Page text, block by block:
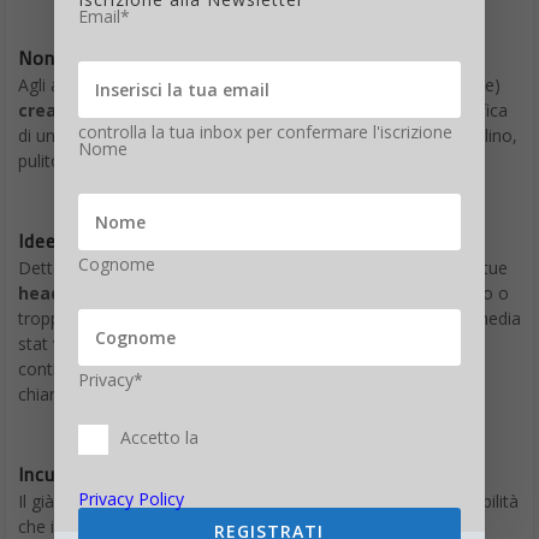
Non essere troppo creativo con i titoli per blog
Agli antipodi del titolo didascalico c’è il titolo (eccessivamente)
creativo
. I lettori non vogliono perdere tempo nella decodifica
di un messaggio; vogliono che il messaggio arrivi loro cristallino,
pulito, diretto.
Idee per titoli del blog
Detto ciò, è importante che tu, nella fase di ideazione delle tue
headline
, ti ricordi di non essere troppo didascalico e freddo o
troppo creativo ed estroso. Come direbbero gli antichi, “in media
stat virtus”. Per capire come trovare questa via di mezzo,
continua a leggere perché sta per arrivare unconsiglio
chiarificatore.
Incuriosisci il lettore
Il già menzionato Ogilvy diceva che “ci sono maggiori probabilità
che il lettore si soffermi a leggere il resto dell’annuncio se la
Email*
controlla la tua inbox per confermare l'iscrizione
Nome
Cognome
Privacy*
Accetto la
Privacy Policy
REGISTRATI